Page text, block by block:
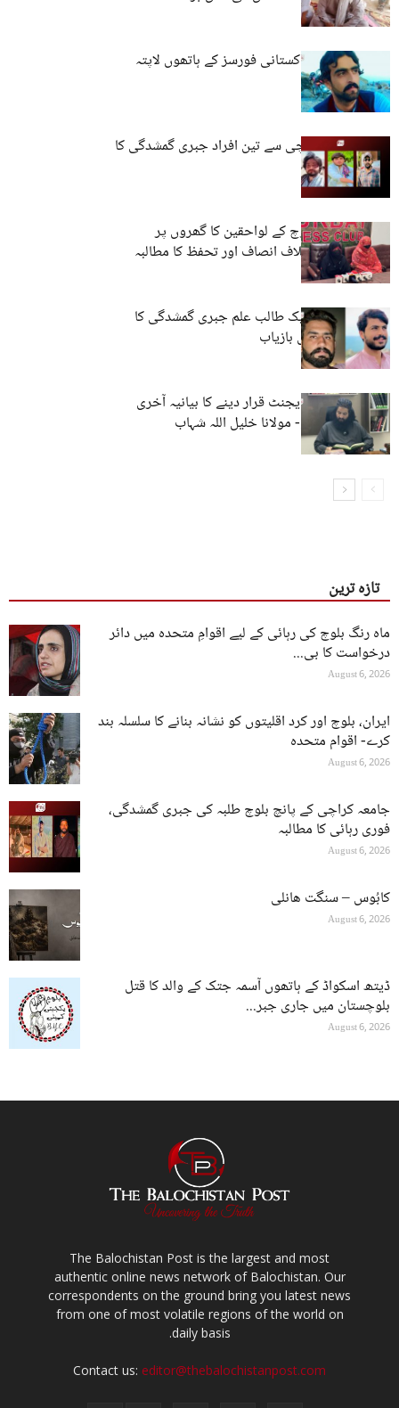
کوئٹہ: نوجوان پاکستانی فورسز کے ہاتھوں لاپتہ
مستونگ اور کراچی سے تین افراد جبری گمشدگی کا
شکار
تربت : ظریف بلوچ کے لواحقین کا گھروں پر
کارروائیوں کے خلاف انصاف اور تحفظ کا مطالبہ
حب، مستونگ: ایک طالب علم جبری گمشدگی کا
شکار، ایک شخص بازیاب
بلوچ کو انڈیا کا ایجنٹ قرار دینے کا بیانیہ آخری
سانسیں لے رہا ہے- مولانا خلیل اللہ شہاب
تازہ ترین
ماہ رنگ بلوچ کی رہائی کے لیے اقوامِ متحدہ میں دائر
درخواست کا بی...
August 6, 2026
ایران، بلوچ اور کرد اقلیتوں کو نشانہ بنانے کا سلسلہ بند
کرے- اقوام متحدہ
August 6, 2026
جامعہ کراچی کے پانچ بلوچ طلبہ کی جبری گمشدگی،
فوری رہائی کا مطالبہ
August 6, 2026
کابُوس – سنگت ھانلی
August 6, 2026
ڈیتھ اسکواڈ کے ہاتھوں آسمہ جتک کے والد کا قتل
بلوچستان میں جاری جبر...
August 6, 2026
The Balochistan Post is the largest and most
authentic online news network of Balochistan. Our
correspondents on the ground bring you latest news
from one of most volatile regions of the world on
daily basis.
Contact us: editor@thebalochistanpost.com